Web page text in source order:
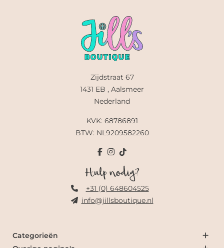
Zijdstraat 67
1431 EB , Aalsmeer
Nederland
KVK: 68786891
BTW: NL9209582260
Hulp nodig?
+31 (0) 648604525
info@jillsboutique.nl
Categorieën